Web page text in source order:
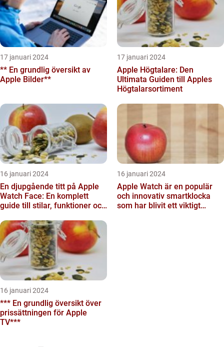
17 januari 2024
** En grundlig översikt av
Apple Bilder**
17 januari 2024
Apple Högtalare: Den
Ultimata Guiden till Apples
Högtalarsortiment
16 januari 2024
En djupgående titt på Apple
Watch Face: En komplett
guide till stilar, funktioner och
16 januari 2024
Apple Watch är en populär
och innovativ smartklocka
som har blivit ett viktigt
16 januari 2024
*** En grundlig översikt över
prissättningen för Apple
TV***